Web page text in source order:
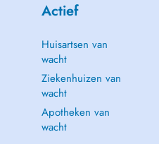
Actief
Huisartsen van
wacht
Ziekenhuizen van
wacht
Apotheken van
wacht